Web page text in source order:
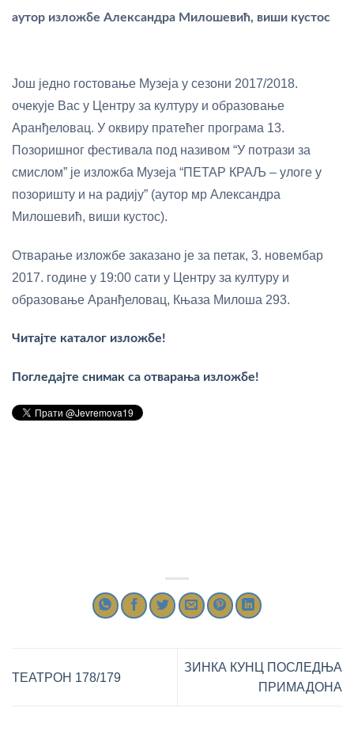
аутор изложбе Александра Милошевић, виши кустос
Још једно гостовање Музеја у сезони 2017/2018.
очекује Вас у Центру за културу и образовање
Аранђеловац. У оквиру пратећег програма 13.
Позоришног фестивала под називом “У потрази за
смислом” је изложба Музеја “ПЕТАР КРАЉ – улоге у
позоришту и на радију” (аутор мр Александра
Милошевић, виши кустос).
Отварање изложбе заказано је за петак, 3. новембар
2017. године у 19:00 сати у Центру за културу и
образовање Аранђеловац, Књаза Милоша 293.
Читајте каталог изложбе!
Погледајте снимак са отварања изложбе!
ТЕАТРОН 178/179
ЗИНКА КУНЦ ПОСЛЕДЊА
ПРИМАДОНА